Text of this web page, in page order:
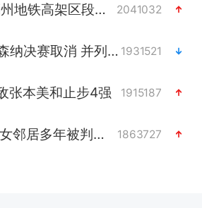
今日15时起福州地铁高架区段停运 2041032
国足U17与阿森纳决赛取消 并列冠军 1931521
张本美和止步4强 1915187
上门女婿出轨女邻居多年被判重婚罪 1863727